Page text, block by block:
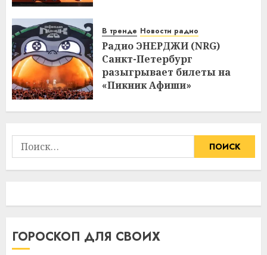
В тренде Новости радио
Радио ЭНЕРДЖИ (NRG)
Санкт-Петербург
разыгрывает билеты на
«Пикник Афиши»
Найти:
ГОРОСКОП ДЛЯ СВОИХ